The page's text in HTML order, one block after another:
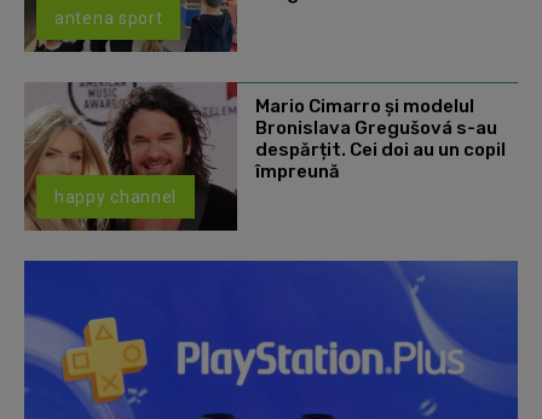
antena sport
happy channel
Mario Cimarro și modelul
Bronislava Gregušová s-au
despărțit. Cei doi au un copil
împreună